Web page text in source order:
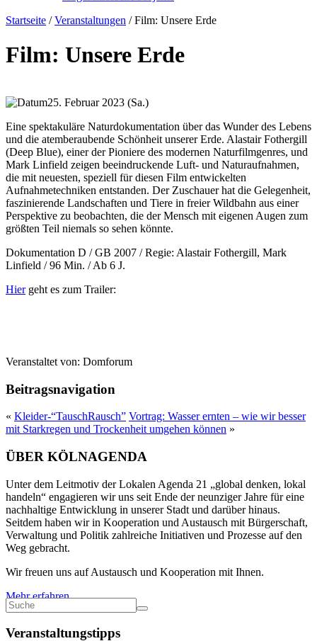
Startseite /Veranstaltungen /Film: Unsere Erde
Film: Unsere Erde
25. Februar 2023 (Sa.)
Eine spektakuläre Naturdokumentation über das Wunder des Lebens
und die atemberaubende Schönheit unserer Erde. Alastair Fothergill
(Deep Blue), einer der Pioniere des modernen Naturfilmgenres, und
Mark Linfield zeigen beeindruckende Luft- und Naturaufnahmen,
die mit neuesten, speziell für diesen Film entwickelten
Aufnahmetechniken entstanden. Der Zuschauer hat die Gelegenheit,
faszinierende Landschaften und Tiere in freier Wildbahn aus einer
Perspektive zu beobachten, die der Mensch mit eigenen Augen zum
größten Teil niemals so sehen könnte.
Dokumentation D / GB 2007 / Regie: Alastair Fothergill, Mark
Linfield / 96 Min. / Ab 6 J.
Hiergeht es zum Trailer:
Veranstaltet von: Domforum
Beitragsnavigation
« Kleider-“TauschRausch” Vortrag: Wasser ernten – wie wir besser
mit Starkregen und Trockenheit umgehen können »
ÜBER KÖLNAGENDA
Unter dem Leitmotiv der Lokalen Agenda 21 „global denken, lokal
handeln“ engagieren wir uns seit Ende der neunziger Jahre für eine
nachhaltige Entwicklung in unserer Stadt und darüber hinaus.
Seitdem haben wir in Kooperation und Austausch mit Bürgerschaft,
Verwaltung und Politik zahlreiche Initiativen und Prozesse auf den
Weg gebracht.
Wir freuen uns auf Austausch und Kooperation mit Ihnen.
Mehr erfahren
Veranstaltungstipps